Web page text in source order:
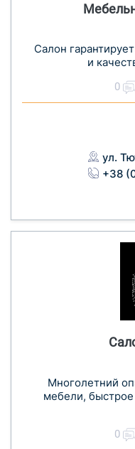
Салон
и
0
ул.
+38
Многолетний
мебели,
0